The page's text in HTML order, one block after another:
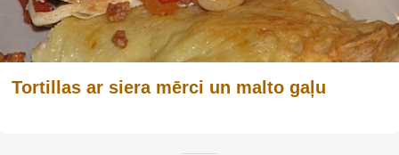
Tortillas ar siera mērci un malto gaļu